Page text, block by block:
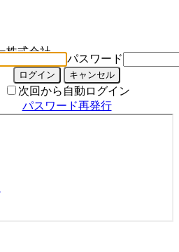
パスワード
次回から自動ログイン
パスワード再発行